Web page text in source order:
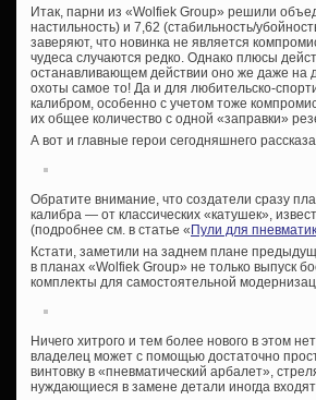
Итак, парни из «Wolfiek Group» решили
настильность) и 7,62 (стабильность/
заверяют, что новинка не является
чудеса случаются редко. Однако плюсы
останавливающем действии оно же даже на
охоты самое то! Да и для любительско-
калибром, особенно с учетом тоже
их общее количество с одной «заправки»
А вот и главные герои сегодняшнего
Обратите внимание, что создатели сразу
калибра — от классических «катушек»,
(подробнее см. в статье « Пули для
Кстати, заметили на заднем плане
в планах «Wolfiek Group» не только выпуск
комплекты для самостоятельной
Ничего хитрого и тем более нового в этом
владелец может с помощью достаточно
винтовку в «пневматический арбалет»,
нуждающиеся в замене детали иногда